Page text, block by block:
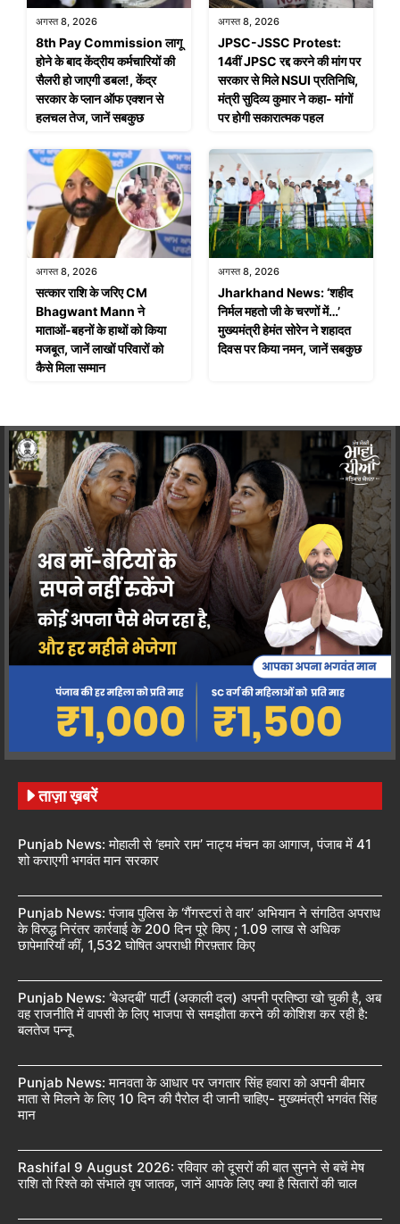
अगस्त 8, 2026
8th Pay Commission लागू
होने के बाद केंद्रीय कर्मचारियों की
सैलरी हो जाएगी डबल!, केंद्र
सरकार के प्लान ऑफ एक्शन से
हलचल तेज, जानें सबकुछ
अगस्त 8, 2026
JPSC-JSSC Protest:
14वीं JPSC रद्द करने की मांग पर
सरकार से मिले NSUI प्रतिनिधि,
मंत्री सुदिव्य कुमार ने कहा- मांगों
पर होगी सकारात्मक पहल
अगस्त 8, 2026
सत्कार राशि के जरिए CM
Bhagwant Mann ने
माताओं-बहनों के हाथों को किया
मजबूत, जानें लाखों परिवारों को
कैसे मिला सम्मान
अगस्त 8, 2026
Jharkhand News: ‘शहीद
निर्मल महतो जी के चरणों में…’
मुख्यमंत्री हेमंत सोरेन ने शहादत
दिवस पर किया नमन, जानें सबकुछ
ताज़ा ख़बरें
Punjab News: मोहाली से ‘हमारे राम’ नाट्य मंचन का आगाज, पंजाब में 41
शो कराएगी भगवंत मान सरकार
Punjab News: पंजाब पुलिस के ‘गैंगस्टरां ते वार’ अभियान ने संगठित अपराध
के विरुद्ध निरंतर कार्रवाई के 200 दिन पूरे किए ; 1.09 लाख से अधिक
छापेमारियाँ कीं, 1,532 घोषित अपराधी गिरफ़्तार किए
Punjab News: ‘बेअदबी’ पार्टी (अकाली दल) अपनी प्रतिष्ठा खो चुकी है, अब
वह राजनीति में वापसी के लिए भाजपा से समझौता करने की कोशिश कर रही है:
बलतेज पन्नू
Punjab News: मानवता के आधार पर जगतार सिंह हवारा को अपनी बीमार
माता से मिलने के लिए 10 दिन की पैरोल दी जानी चाहिए- मुख्यमंत्री भगवंत सिंह
मान
Rashifal 9 August 2026: रविवार को दूसरों की बात सुनने से बचें मेष
राशि तो रिश्ते को संभाले वृष जातक, जानें आपके लिए क्या है सितारों की चाल